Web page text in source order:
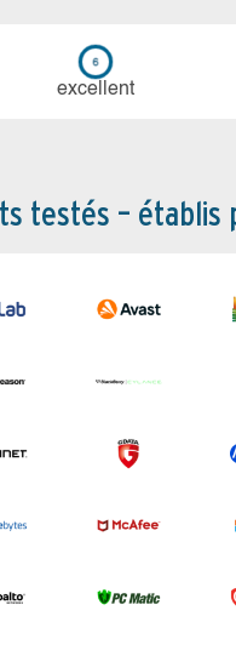
ex­cellent
testés – établis